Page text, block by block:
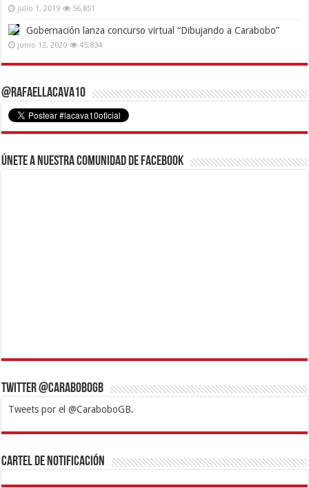
julio 1, 2019 56,851
Gobernación lanza concurso virtual “Dibujando a Carabobo”
junio 12, 2020 45,834
@RafaelLacava10
Únete a nuestra comunidad de Facebook
Twitter @CaraboboGB
Tweets por el @CaraboboGB.
1xbetBetturkeyBetistKralbetSupertotobetTipobetMatadorbetMariobet
https://mvbcasino.com/
Cartel de Notificación